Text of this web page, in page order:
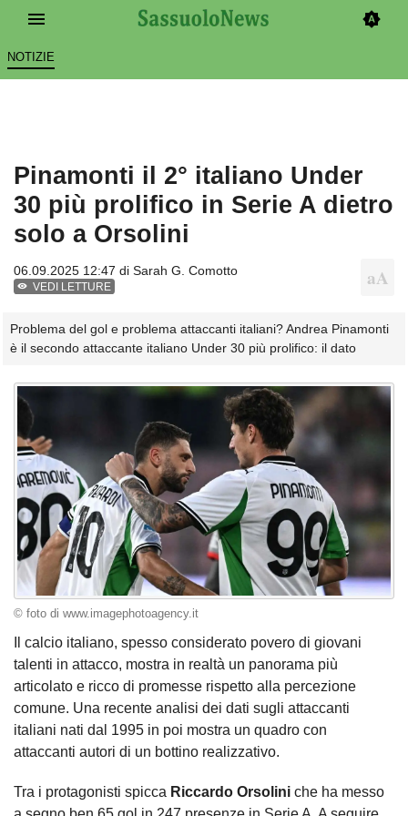
NOTIZIE
Pinamonti il 2° italiano Under
30 più prolifico in Serie A dietro
solo a Orsolini
06.09.2025 12:47 di Sarah G. Comotto
VEDI LETTURE
Problema del gol e problema attaccanti italiani? Andrea Pinamonti
è il secondo attaccante italiano Under 30 più prolifico: il dato
© foto di www.imagephotoagency.it
Il calcio italiano, spesso considerato povero di giovani
talenti in attacco, mostra in realtà un panorama più
articolato e ricco di promesse rispetto alla percezione
comune. Una recente analisi dei dati sugli attaccanti
italiani nati dal 1995 in poi mostra un quadro con
attaccanti autori di un bottino realizzativo.
Tra i protagonisti spicca Riccardo Orsolini che ha messo